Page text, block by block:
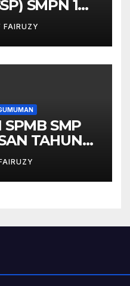
SMPN 1
2026
FAIRUZY
SMP
TAHUN
2027